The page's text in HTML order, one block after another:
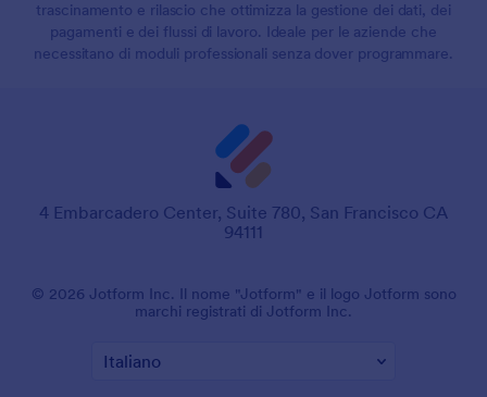
trascinamento e rilascio che ottimizza la gestione dei dati, dei
pagamenti e dei flussi di lavoro. Ideale per le aziende che
necessitano di moduli professionali senza dover programmare.
4 Embarcadero Center, Suite 780, San Francisco CA
94111
© 2026 Jotform Inc. Il nome "Jotform" e il logo Jotform sono
marchi registrati di Jotform Inc.